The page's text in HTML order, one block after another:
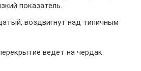
показатель.
воздвигнут над типичным
ведет на чердак.